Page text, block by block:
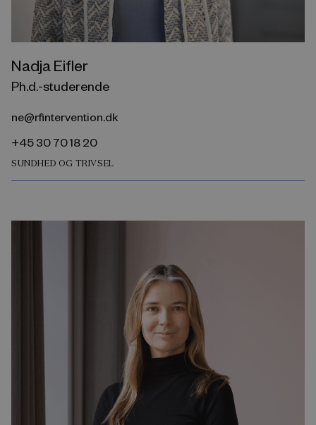
Nadja Eifler
Ph.d.-studerende
ne@rfintervention.dk
+45 30 70 18 20
SUNDHED OG TRIVSEL